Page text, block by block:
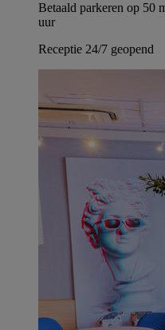
Betaald parkeren op 50
uur
Receptie 24/7 geopend